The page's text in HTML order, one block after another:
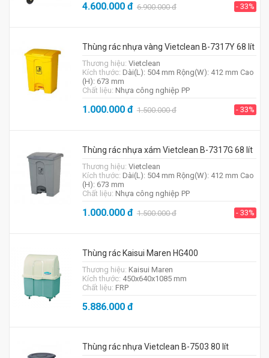
4.600.000đ 6.900.000đ - 33%
Thùng rác nhựa vàng Vietclean B-7317Y 68 lít
Thương hiệu: Vietclean
Kích thước: Dài(L): 504 mm Rộng(W): 412 mm Cao
(H): 673 mm
Chất liệu: Nhựa công nghiệp PP
1.000.000đ 1.500.000đ - 33%
Thùng rác nhựa xám Vietclean B-7317G 68 lít
Thương hiệu: Vietclean
Kích thước: Dài(L): 504 mm Rộng(W): 412 mm Cao
(H): 673 mm
Chất liệu: Nhựa công nghiệp PP
1.000.000đ 1.500.000đ - 33%
Thùng rác Kaisui Maren HG400
Thương hiệu: Kaisui Maren
Kích thước: 450x640x1085 mm
Chất liệu: FRP
5.886.000đ
Thùng rác nhựa Vietclean B-7503 80 lít